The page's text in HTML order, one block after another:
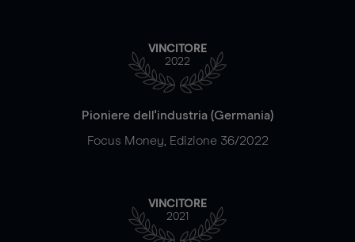
VINCITORE
2022
Pioniere dell'industria (Germania)
Focus Money, Edizione 36/2022
VINCITORE
2021